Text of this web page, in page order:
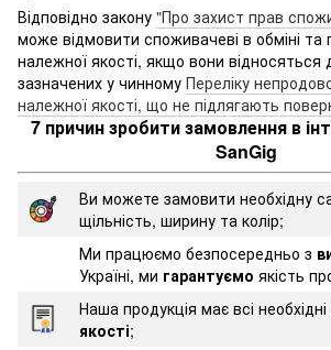
Відповідно закону "Про захист прав
може відмовити споживачеві в обміні та
належної якості, якщо вони відносяться
зазначених у чинному Переліку
належної якості, що не підлягають
7 причин зробити замовлення в
SanGig
Ви можете замовити необхідну
щільність, ширину та колір;
Ми працюємо безпосередньо з
Україні, ми гарантуємо якість
Наша продукція має всі необхідні
якості;